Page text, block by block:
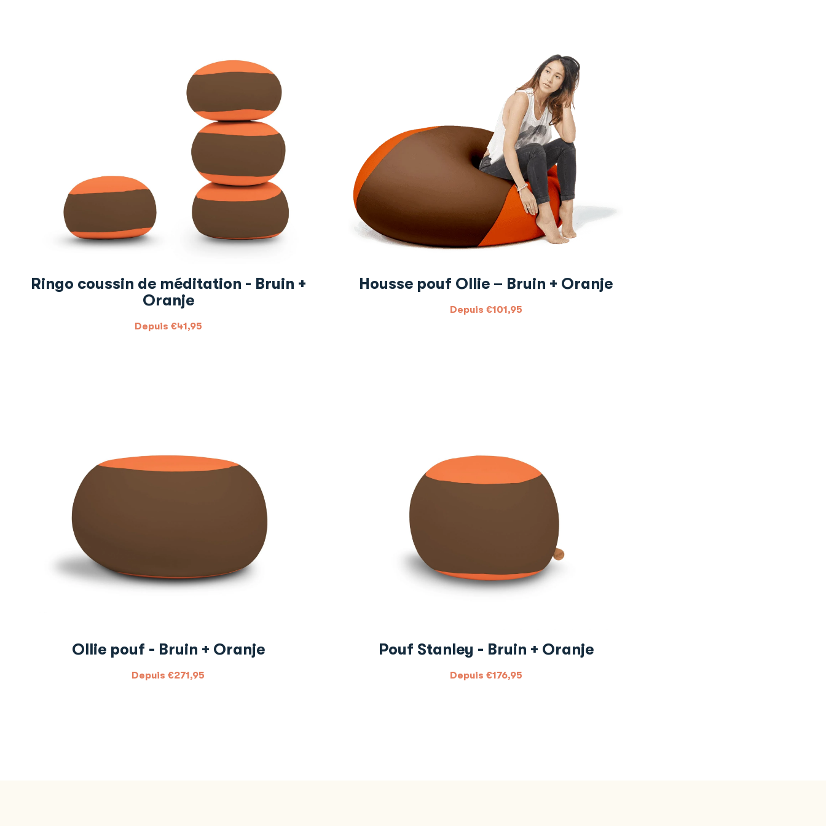
Ringo coussin de méditation - Bruin +
Oranje
Depuis €41,95
Housse pouf Ollie – Bruin + Oranje
Depuis €101,95
Ollie pouf - Bruin + Oranje
Depuis €271,95
Pouf Stanley - Bruin + Oranje
Depuis €176,95